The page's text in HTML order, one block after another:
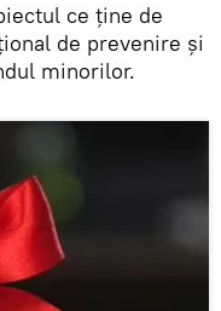
ce ține de
de prevenire și
minorilor.